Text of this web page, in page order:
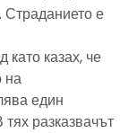
е
като казах, че
на
един
разказвачът